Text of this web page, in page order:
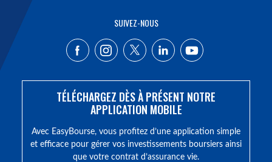
SUIVEZ-NOUS
TÉLÉCHARGEZ DÈS À PRÉSENT NOTRE
APPLICATION MOBILE
Avec EasyBourse, vous profitez d’une application simple
et efficace pour gérer vos investissements boursiers ainsi
que votre contrat d’assurance vie.